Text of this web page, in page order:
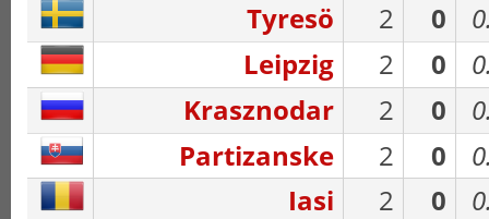
Tyresö
2 0
Leipzig
2 0
Krasznodar
2 0
Partizanske
2 0
Iasi
2 0